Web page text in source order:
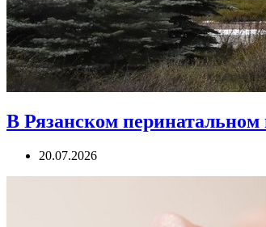
В Рязанском перинатальном
20.07.2026